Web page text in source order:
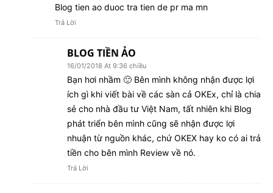
Blog tien ao duoc tra tien de pr ma mn
Trả Lời
BLOG TIỀN ẢO
16/01/2018 At 9:36 chiều
Bạn hơi nhầm 🙂 Bên mình không nhận được lợi
ích gì khi viết bài về các sàn cả OKEx, chỉ là chia
sẻ cho nhà đầu tư Việt Nam, tất nhiên khi Blog
phát triển bên mình cũng sẽ nhận được lợi
nhuận từ nguồn khác, chứ OKEX hay ko có ai trả
tiền cho bên mình Review về nó.
Trả Lời